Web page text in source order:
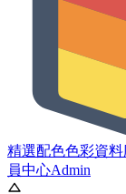
精選配色色彩資料
員中心Admin